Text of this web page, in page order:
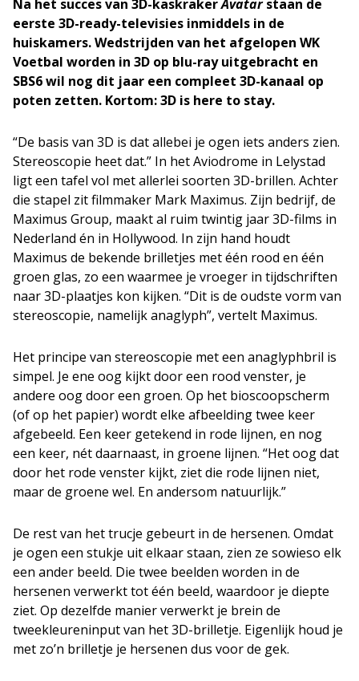
Na het succes van 3D-kaskrakerAvatarstaan de
eerste 3D-ready-televisies inmiddels in de
huiskamers. Wedstrijden van het afgelopen WK
Voetbal worden in 3D op blu-ray uitgebracht en
SBS6 wil nog dit jaar een compleet 3D-kanaal op
poten zetten. Kortom: 3D is here to stay.
“De basis van 3D is dat allebei je ogen iets anders zien.
Stereoscopie heet dat.” In het Aviodrome in Lelystad
ligt een tafel vol met allerlei soorten 3D-brillen. Achter
die stapel zit filmmaker Mark Maximus. Zijn bedrijf, de
Maximus Group, maakt al ruim twintig jaar 3D-films in
Nederland én in Hollywood. In zijn hand houdt
Maximus de bekende brilletjes met één rood en één
groen glas, zo een waarmee je vroeger in tijdschriften
naar 3D-plaatjes kon kijken. “Dit is de oudste vorm van
stereoscopie, namelijk anaglyph”, vertelt Maximus.
Het principe van stereoscopie met een anaglyphbril is
simpel. Je ene oog kijkt door een rood venster, je
andere oog door een groen. Op het bioscoopscherm
(of op het papier) wordt elke afbeelding twee keer
afgebeeld. Een keer getekend in rode lijnen, en nog
een keer, nét daarnaast, in groene lijnen. “Het oog dat
door het rode venster kijkt, ziet die rode lijnen niet,
maar de groene wel. En andersom natuurlijk.”
De rest van het trucje gebeurt in de hersenen. Omdat
je ogen een stukje uit elkaar staan, zien ze sowieso elk
een ander beeld. Die twee beelden worden in de
hersenen verwerkt tot één beeld, waardoor je diepte
ziet. Op dezelfde manier verwerkt je brein de
tweekleureninput van het 3D-brilletje. Eigenlijk houd je
met zo’n brilletje je hersenen dus voor de gek.